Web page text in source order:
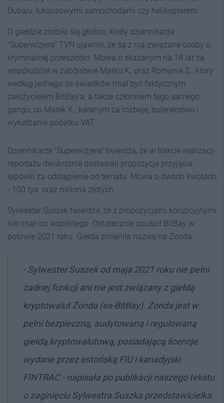
Dubaju, luksusowymi samochodami czy helikopterem.
O giełdzie zrobiło się głośno, kiedy dziennikarze
"Superwizjera" TVN ujawnili, że są z nią związane osoby o
kryminalnej przeszłości. Mowa o skazanym na 18 lat za
współudział w zabójstwie Marku K. oraz Romanie Ż., który
według jednego ze świadków miał być faktycznym
założycielem BitBay'a, a także członkiem tego samego
gangu, co Marek K., karanym za rozboje, sutenerstwo i
wyłudzanie podatku VAT.
Dziennikarze "Superwizjera" twierdzą, że w trakcie realizacji
reportażu dwukrotnie dostawali propozycje przyjęcia
łapówki za odstąpienie od tematu. Mowa o dwóch kwotach
- 100 tys. oraz miliona złotych.
Sylwester Suszek twierdził, że z propozycjami korupcyjnymi
nie miał nic wspólnego. Ostatecznie opuścił BitBay w
połowie 2021 roku. Giełda zmieniła nazwę na Zonda.
- Sylwester Suszek od maja 2021 roku nie pełni
żadnej funkcji ani nie jest związany z giełdą
kryptowalut Zonda (ex-BitBay). Zonda jest w
pełni bezpieczną, audytowaną i regulowaną
giełdą kryptowalutową, posiadającą licencje
wydane przez estońską FIU i kanadyjski
FINTRAC - napisała po publikacji naszego tekstu
o zaginięciu Sylwestra Suszka przedstawicielka